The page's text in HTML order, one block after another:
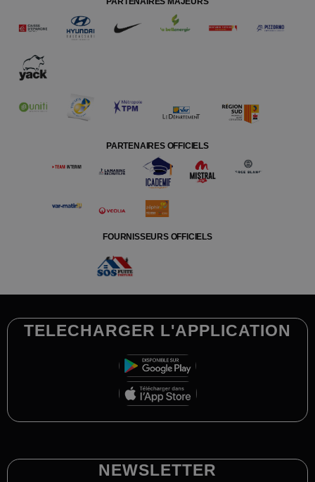
PARTENAIRES OFFICIELS
FOURNISSEURS OFFICIELS
TELECHARGER L'APPLICATION
NEWSLETTER